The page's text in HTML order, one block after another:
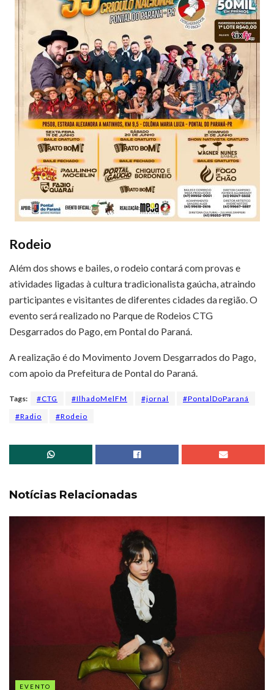
Rodeio
Além dos shows e bailes, o rodeio contará com provas e
atividades ligadas à cultura tradicionalista gaúcha, atraindo
participantes e visitantes de diferentes cidades da região. O
evento será realizado no Parque de Rodeios CTG
Desgarrados do Pago, em Pontal do Paraná.
A realização é do Movimento Jovem Desgarrados do Pago,
com apoio da Prefeitura de Pontal do Paraná.
Tags: #CTG #IlhadoMelFM #jornal
#PontalDoParaná
#Radio
#Rodeio
Notícias Relacionadas
EVENTO